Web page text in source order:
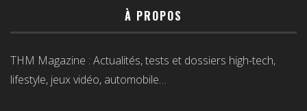
À PROPOS
THM Magazine : Actualités, tests et dossiers high-tech,
lifestyle, jeux vidéo, automobile…